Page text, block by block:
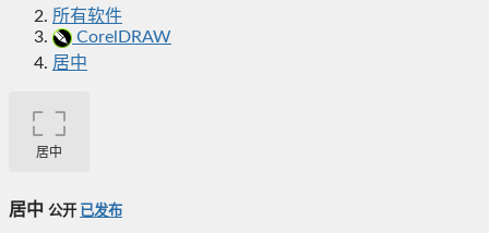
所有软件
CorelDRAW
居中
居中
居中 公开 已发布